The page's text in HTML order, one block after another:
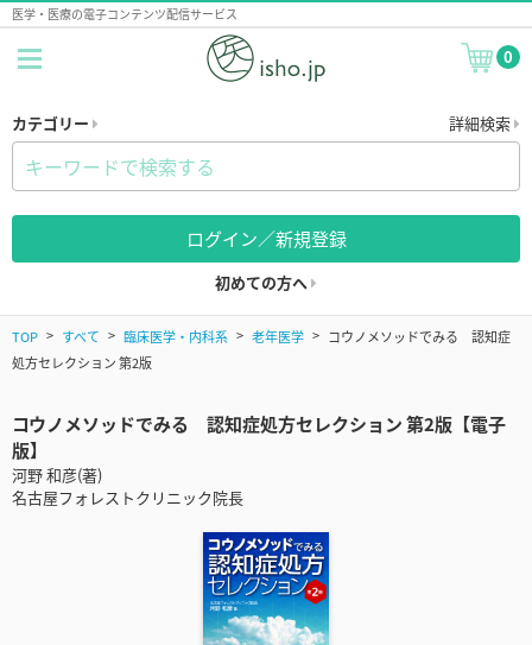
医学・医療の電子コンテンツ配信サービス
0
カテゴリー 詳細検索
ログイン／新規登録
初めての方へ
TOP すべて 臨床医学・内科系 老年医学
コウノメソッドでみる 認知症
処方セレクション 第2版
コウノメソッドでみる 認知症処方セレクション 第2版【電子
版】
河野 和彦(著)
名古屋フォレストクリニック院長